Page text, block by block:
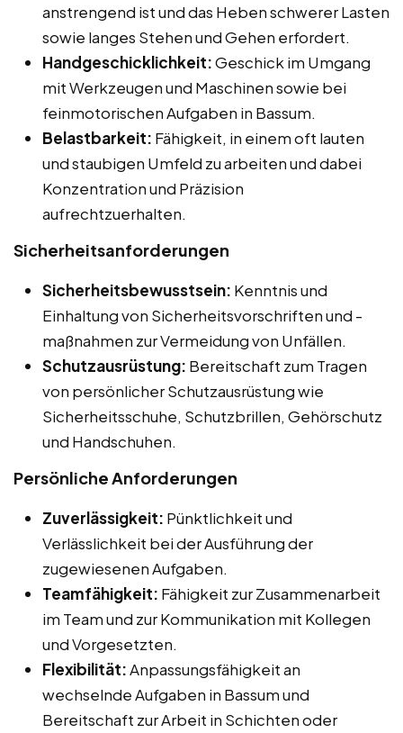
anstrengend ist und das Heben schwerer Lasten
sowie langes Stehen und Gehen erfordert.
Handgeschicklichkeit:Geschick im Umgang
mit Werkzeugen und Maschinen sowie bei
feinmotorischen Aufgaben in Bassum.
Belastbarkeit: Fähigkeit, in einem oft lauten
und staubigen Umfeld zu arbeiten und dabei
Konzentration und Präzision
aufrechtzuerhalten.
Sicherheitsanforderungen
Sicherheitsbewusstsein: Kenntnis und
Einhaltung von Sicherheitsvorschriften und -
maßnahmen zur Vermeidung von Unfällen.
Schutzausrüstung: Bereitschaft zum Tragen
von persönlicher Schutzausrüstung wie
Sicherheitsschuhe, Schutzbrillen, Gehörschutz
und Handschuhen.
Persönliche Anforderungen
Zuverlässigkeit: Pünktlichkeit und
Verlässlichkeit bei der Ausführung der
zugewiesenen Aufgaben.
Teamfähigkeit: Fähigkeit zur Zusammenarbeit
im Team und zur Kommunikation mit Kollegen
und Vorgesetzten.
Flexibilität:Anpassungsfähigkeit an
wechselnde Aufgaben in Bassum und
Bereitschaft zur Arbeit in Schichten oder